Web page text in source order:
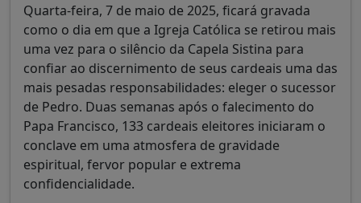
Quarta-feira, 7 de maio de 2025, ficará gravada
como o dia em que a Igreja Católica se retirou mais
uma vez para o silêncio da Capela Sistina para
confiar ao discernimento de seus cardeais uma das
mais pesadas responsabilidades: eleger o sucessor
de Pedro. Duas semanas após o falecimento do
Papa Francisco, 133 cardeais eleitores iniciaram o
conclave em uma atmosfera de gravidade
espiritual, fervor popular e extrema
confidencialidade.